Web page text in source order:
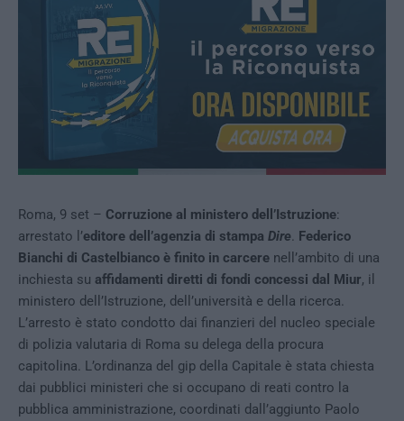
Roma, 9 set – Corruzione al ministero dell’Istruzione:
arrestato l’editore dell’agenzia di stampa Dire Federico
Bianchi di Castelbianco è finito in carcere nell’ambito di una
inchiesta su affidamenti diretti di fondi concessi dal Miur, il
ministero dell’Istruzione, dell’università e della ricerca.
L’arresto è stato condotto dai finanzieri del nucleo speciale
di polizia valutaria di Roma su delega della procura
capitolina. L’ordinanza del gip della Capitale è stata chiesta
dai pubblici ministeri che si occupano di reati contro la
pubblica amministrazione, coordinati dall’aggiunto Paolo